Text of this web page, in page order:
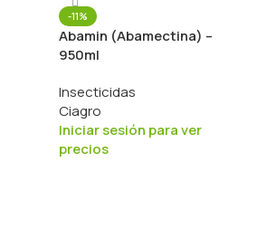
-11%
Abamin (Abamectina) –
950ml
Insecticidas
Ciagro
Iniciar sesión para ver
precios